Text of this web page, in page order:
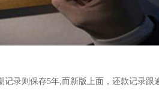
录则保存5年;而新版上面，还款记录跟